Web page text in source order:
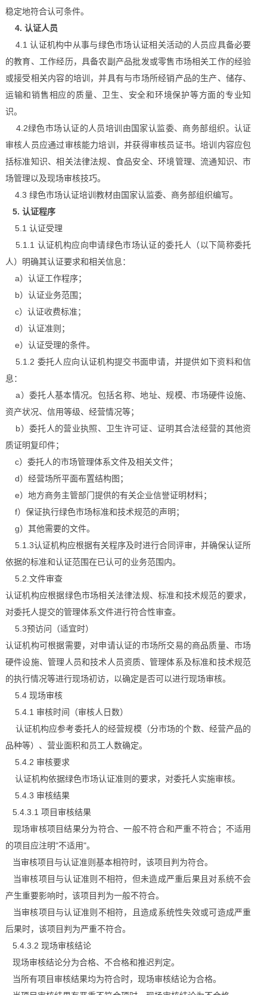
稳定地符合认可条件。
4. 认证人员
4.1 认证机构中从事与绿色市场认证相关活动的人员应具备必要
的教育、工作经历，具备农副产品批发或零售市场相关工作的经验
或接受相关内容的培训，并具有与市场所经销产品的生产、储存、
运输和销售相应的质量、卫生、安全和环境保护等方面的专业知
识。
4.2绿色市场认证的人员培训由国家认监委、商务部组织。认证
审核人员应通过审核能力培训，并获得审核员证书。培训内容应包
括标准知识、相关法律法规、食品安全、环境管理、流通知识、市
场管理以及现场审核技巧。
4.3 绿色市场认证培训教材由国家认监委、商务部组织编写。
5. 认证程序
5.1 认证受理
5.1.1 认证机构应向申请绿色市场认证的委托人（以下简称委托
人）明确其认证要求和相关信息：
a）认证工作程序；
b）认证业务范围；
c）认证收费标准；
d）认证准则；
e）认证受理的条件。
5.1.2 委托人应向认证机构提交书面申请，并提供如下资料和信
息：
a）委托人基本情况。包括名称、地址、规模、市场硬件设施、
资产状况、信用等级、经营情况等；
b）委托人的营业执照、卫生许可证、证明其合法经营的其他资
质证明复印件；
c）委托人的市场管理体系文件及相关文件；
d）经营场所平面布置结构图；
e）地方商务主管部门提供的有关企业信誉证明材料；
f）保证执行绿色市场标准和技术规范的声明；
g）其他需要的文件。
5.1.3认证机构应根据有关程序及时进行合同评审，并确保认证所
依据的标准和认证范围在已认可的业务范围内。
5.2.文件审查
认证机构应根据绿色市场相关法律法规、标准和技术规范的要求，
对委托人提交的管理体系文件进行符合性审查。
5.3预访问（适宜时）
认证机构可根据需要，对申请认证的市场所交易的商品质量、市场
硬件设施、管理人员和技术人员资质、管理体系及标准和技术规范
的执行情况等进行现场初访，以确定是否可以进行现场审核。
5.4 现场审核
5.4.1 审核时间（审核人日数）
认证机构应参考委托人的经营规模（分市场的个数、经营产品的
品种等）、营业面积和员工人数确定。
5.4.2 审核要求
认证机构依据绿色市场认证准则的要求，对委托人实施审核。
5.4.3 审核结果
5.4.3.1 项目审核结果
现场审核项目结果分为符合、一般不符合和严重不符合；不适用
的项目应注明"不适用"。
当审核项目与认证准则基本相符时，该项目判为符合。
当审核项目与认证准则不相符，但未造成严重后果且对系统不会
产生重要影响时，该项目判为一般不符合。
当审核项目与认证准则不相符，且造成系统性失效或可造成严重
后果时，该项目判为严重不符合。
5.4.3.2 现场审核结论
现场审核结论分为合格、不合格和推迟判定。
当所有项目审核结果均为符合时，现场审核结论为合格。